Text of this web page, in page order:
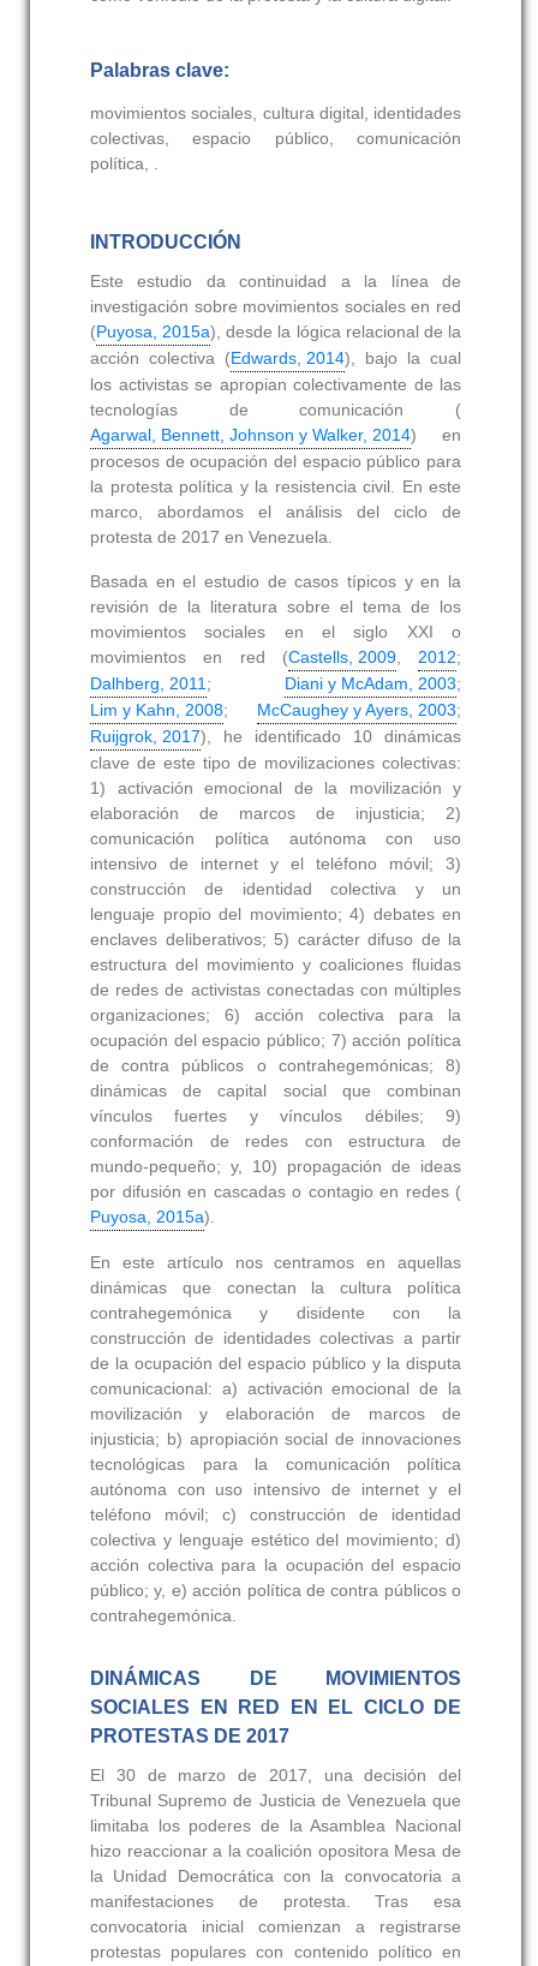
Palabras clave:
movimientos sociales, cultura digital, identidades
colectivas, espacio público, comunicación
política, .
INTRODUCCIÓN
Este estudio da continuidad a la línea de
investigación sobre movimientos sociales en red
(Puyosa, 2015a), desde la lógica relacional de la
acción colectiva (Edwards, 2014), bajo la cual
los activistas se apropian colectivamente de las
tecnologías de comunicación (
Agarwal, Bennett, Johnson y Walker, 2014) en
procesos de ocupación del espacio público para
la protesta política y la resistencia civil. En este
marco, abordamos el análisis del ciclo de
protesta de 2017 en Venezuela.
Basada en el estudio de casos típicos y en la
revisión de la literatura sobre el tema de los
movimientos sociales en el siglo XXI o
movimientos en red (Castells, 2009, 2012;
Dalhberg, 2011 ; Diani y McAdam, 2003;
Lim y Kahn, 2008; McCaughey y Ayers, 2003;
Ruijgrok, 2017), he identificado 10 dinámicas
clave de este tipo de movilizaciones colectivas:
1) activación emocional de la movilización y
elaboración de marcos de injusticia; 2)
comunicación política autónoma con uso
intensivo de internet y el teléfono móvil; 3)
construcción de identidad colectiva y un
lenguaje propio del movimiento; 4) debates en
enclaves deliberativos; 5) carácter difuso de la
estructura del movimiento y coaliciones fluidas
de redes de activistas conectadas con múltiples
organizaciones; 6) acción colectiva para la
ocupación del espacio público; 7) acción política
de contra públicos o contrahegemónicas; 8)
dinámicas de capital social que combinan
vínculos fuertes y vínculos débiles; 9)
conformación de redes con estructura de
mundo-pequeño; y, 10) propagación de ideas
por difusión en cascadas o contagio en redes (
Puyosa, 2015a).
En este artículo nos centramos en aquellas
dinámicas que conectan la cultura política
contrahegemónica y disidente con la
construcción de identidades colectivas a partir
de la ocupación del espacio público y la disputa
comunicacional: a) activación emocional de la
movilización y elaboración de marcos de
injusticia; b) apropiación social de innovaciones
tecnológicas para la comunicación política
autónoma con uso intensivo de internet y el
teléfono móvil; c) construcción de identidad
colectiva y lenguaje estético del movimiento; d)
acción colectiva para la ocupación del espacio
público; y, e) acción política de contra públicos o
contrahegemónica.
DINÁMICAS DE MOVIMIENTOS
SOCIALES EN RED EN EL CICLO DE
PROTESTAS DE 2017
El 30 de marzo de 2017, una decisión del
Tribunal Supremo de Justicia de Venezuela que
limitaba los poderes de la Asamblea Nacional
hizo reaccionar a la coalición opositora Mesa de
la Unidad Democrática con la convocatoria a
manifestaciones de protesta. Tras esa
convocatoria inicial comienzan a registrarse
protestas populares con contenido político en